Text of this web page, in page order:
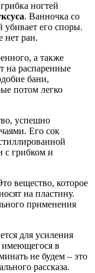
ногтей
. Ванночка со
убивает его споры.
нет ран.
а также
на распаренные
бани,
потом легко
успешно
Его сок
с грибком и
вещество, которое
на пластину.
применения
для усиления
имеющегося в
не будем – это
рассказа.